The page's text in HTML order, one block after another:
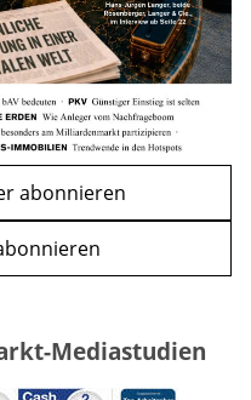
abonnieren
Mediastudien